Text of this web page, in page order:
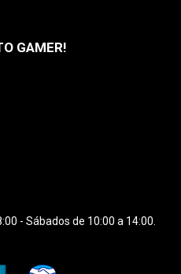
GAMER!
- Sábados de 10:00 a 14:00.